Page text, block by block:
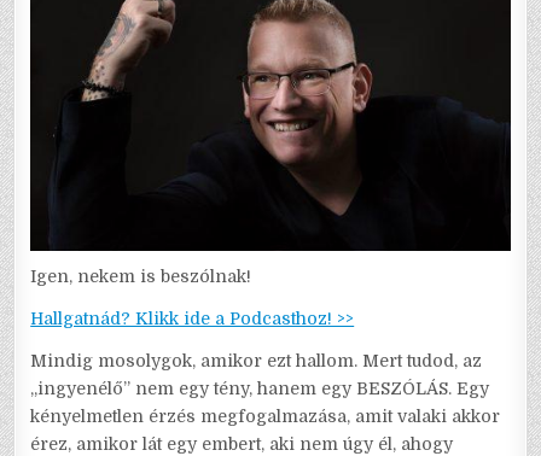
Igen, nekem is beszólnak!
Hallgatnád? Klikk ide a Podcasthoz! >>
Mindig mosolygok, amikor ezt hallom. Mert tudod, az
„ingyenélő” nem egy tény, hanem egy BESZÓLÁS. Egy
kényelmetlen érzés megfogalmazása, amit valaki akkor
érez, amikor lát egy embert, aki nem úgy él, ahogy